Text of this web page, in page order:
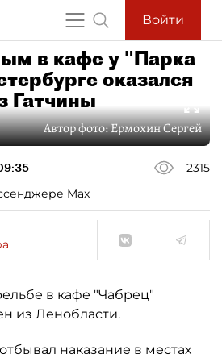
Войти
в кафе у "Парка
оказался
Гатчины
Автор фото:Ермохин Сергей
2315
Max
в кафе "Чабрец"
из Ленобласти.
наказание в местах